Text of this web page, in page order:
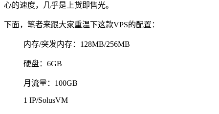
心的速度，几乎是上货即售光。
下面，笔者来跟大家重温下这款VPS的配置：
内存/突发内存：128MB/256MB
硬盘：6GB
月流量：100GB
1 IP/SolusVM